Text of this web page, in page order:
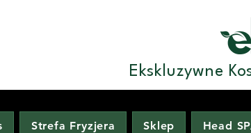
Ekskluzywne
Strefa Fryzjera Sklep Head